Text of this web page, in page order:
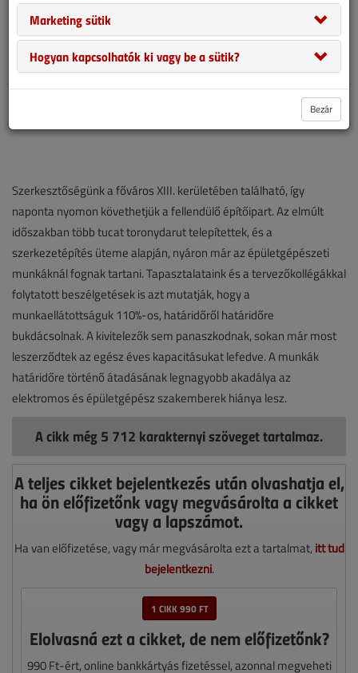
Szerkesztőségünk a főváros XIII. kerületében található, így
naponta nyomon követhetjük a fellendülő építőipart. Az elmúlt
időszakban több tucat toronydarut telepítettek, és a
szerkezetépítés üteme alapján, nyáron már az épületgépészeti
munkáknál fognak tartani. Tapasztalataink és a tervezőkollégákkal
folytatott beszélgetések is azt mutatják, hogy a
munkaellátottságuk 110%-os, határidőről határidőre
bukdácsolnak. A kivitelezők sem panaszkodnak, sokan már most
leszerződtek az egész éves kapacitásukat lefedve. A munkák
határidőre történő átadásának legnagyobb akadálya az
elektromos és épületgépész szakemberek hiánya lesz.
A cikk még 5 712 karakternyi szöveget tartalmaz.
A teljes cikket bejelentkezés után olvashatja el,
ha ön előfizetőnk vagy megvásárolta a cikket
vagy a lapszámot.
Ha van előfizetése, vagy már megvásárolta ezt a tartalmat, itt tud
bejelentkezni.
1 CIKK 990 FT
Elolvasná ezt a cikket, de nem előfizetőnk?
990 Ft-ért, online bankkártyás fizetéssel, azonnal megveheti
Marketing sütik
Hogyan kapcsolhatók ki vagy be a sütik?
Bezár